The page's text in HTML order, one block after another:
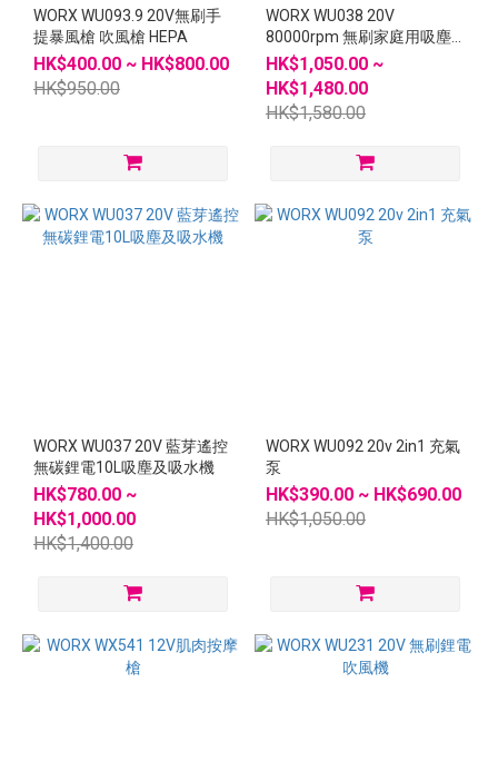
WORX WU093.9 20V無刷手
提暴風槍 吹風槍 HEPA
HK$400.00 ~ HK$800.00
HK$950.00
WORX WU038 20V
80000rpm 無刷家庭用吸塵
機
HK$1,050.00 ~
HK$1,480.00
HK$1,580.00
WORX WU037 20V 藍芽遙控
無碳鋰電10L吸塵及吸水機
HK$780.00 ~
HK$1,000.00
HK$1,400.00
WORX WU092 20v 2in1 充氣
泵
HK$390.00 ~ HK$690.00
HK$1,050.00